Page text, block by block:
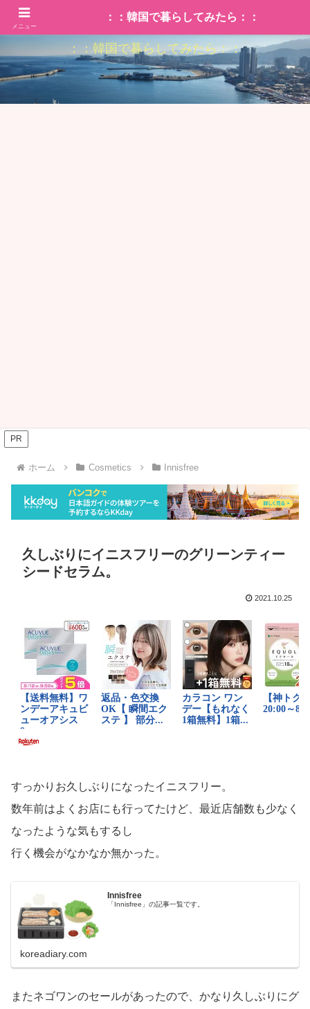
：：韓国で暮らしてみたら：：
PR
ホーム Cosmetics Innisfree
久しぶりにイニスフリーのグリーンティー
シードセラム。
2021.10.25
すっかりお久しぶりになったイニスフリー。
数年前はよくお店にも行ってたけど、最近店舗数も少なく
なったような気もするし
行く機会がなかなか無かった。
Innisfree
「Innisfree」の記事一覧です。
koreadiary.com
またネゴワンのセールがあったので、かなり久しぶりにグ
メニュー
：：韓国で暮らしてみたら：：